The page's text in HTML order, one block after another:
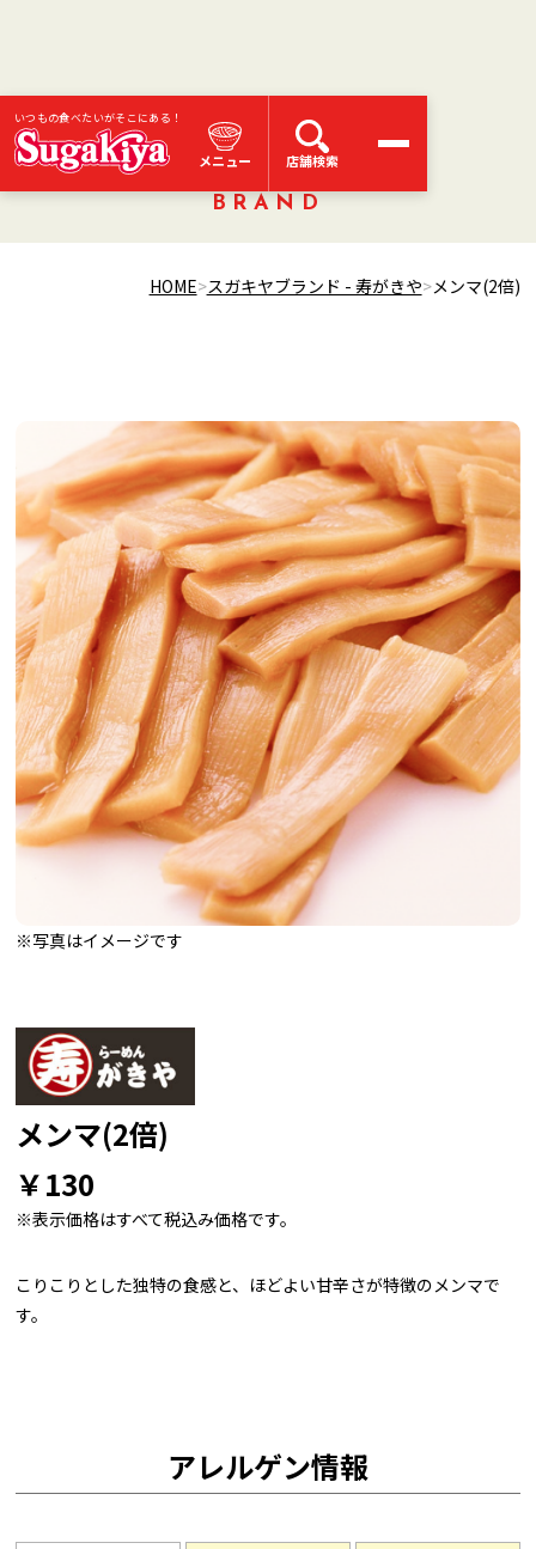
いつもの食べたいがそこにある！
メニュー 店舗検索
スガキヤブランド
BRAND
HOME スガキヤブランド - 寿がきや メンマ(2倍)
※写真はイメージです
メンマ(2倍)
￥130
※表示価格はすべて税込み価格です。
こりこりとした独特の食感と、ほどよい甘辛さが特徴のメンマで
す。
アレルゲン情報